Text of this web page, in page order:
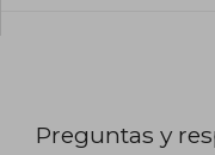
Preguntas y